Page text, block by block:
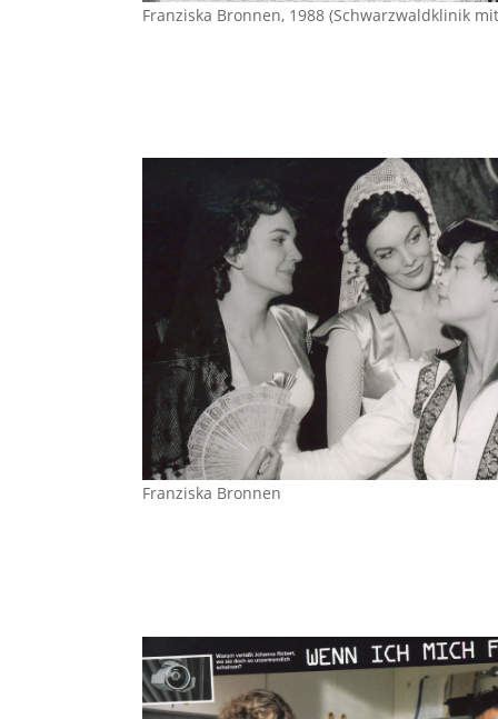
Franziska Bronnen, 1988 (Schwarzwaldklinik
Franziska Bronnen